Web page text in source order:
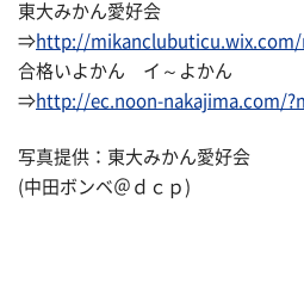
東大みかん愛好会
⇒http://
合格いよかん イ～よかん
⇒http://ec.noon-nakajima.com/
写真提供：東大みかん愛好会
(中田ボンベ＠ｄｃｐ)